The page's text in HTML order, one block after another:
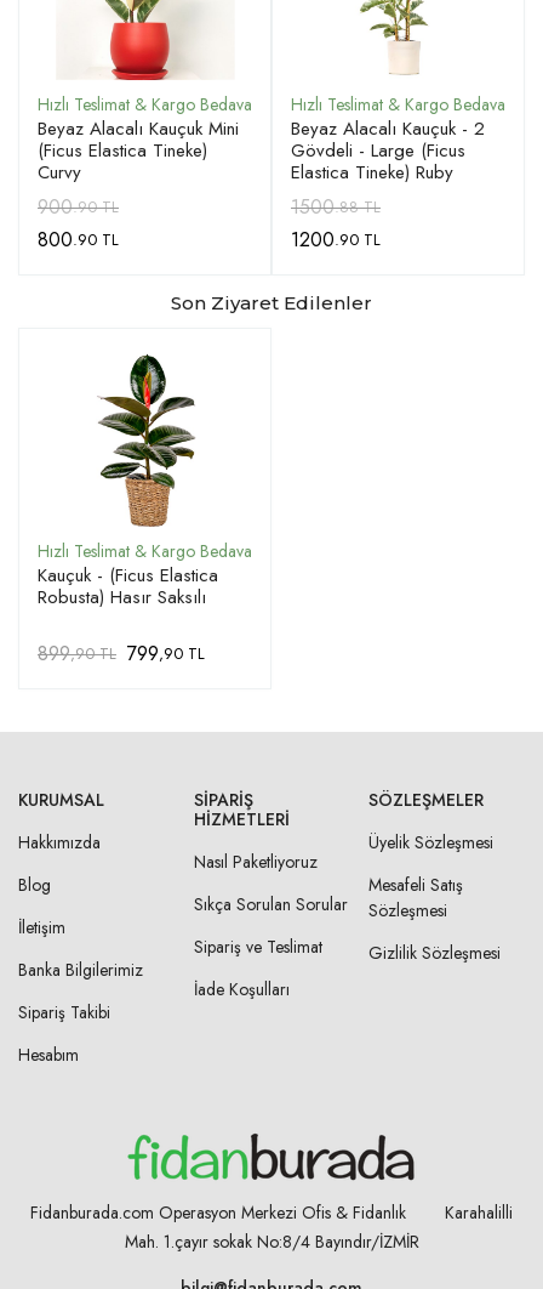
Beyaz Alacalı Kauçuk Mini
(Ficus Elastica Tineke)
Curvy
900.90 TL
800.90 TL
Beyaz Alacalı Kauçuk - 2
Gövdeli - Large (Ficus
Elastica Tineke) Ruby
1500.88 TL
1200.90 TL
Son Ziyaret Edilenler
Kauçuk - (Ficus Elastica
Robusta) Hasır Saksılı
899,90 TL 799,90 TL
KURUMSAL
Hakkımızda
Blog
İletişim
Banka Bilgilerimiz
Sipariş Takibi
Hesabım
SIPARIŞ
HIZMETLERI
Nasıl Paketliyoruz
Sıkça Sorulan Sorular
Sipariş ve Teslimat
İade Koşulları
SÖZLEŞMELER
Üyelik Sözleşmesi
Mesafeli Satış
Sözleşmesi
Gizlilik Sözleşmesi
Fidanburada.com Operasyon Merkezi Ofis & Fidanlık Karahalilli
Mah. 1.çayır sokak No:8/4 Bayındır/İZMİR